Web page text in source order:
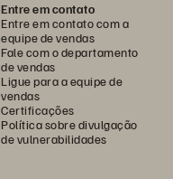
Entre em contato
Entre em contato com a
equipe de vendas
Fale com o departamento
de vendas
Ligue para a equipe de
vendas
Certificações
Política sobre divulgação
de vulnerabilidades